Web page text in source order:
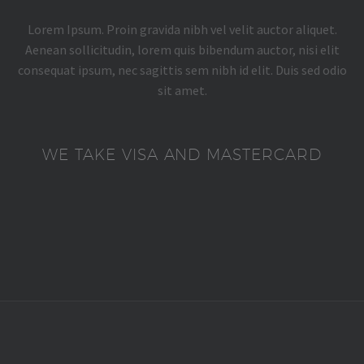
Lorem Ipsum. Proin gravida nibh vel velit auctor aliquet.
Aenean sollicitudin, lorem quis bibendum auctor, nisi elit
consequat ipsum, nec sagittis sem nibh id elit. Duis sed odio
sit amet.
WE TAKE VISA AND MASTERCARD